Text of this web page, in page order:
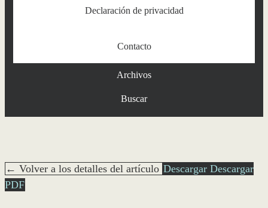
Declaración de privacidad
Contacto
Archivos
Buscar
← Volver a los detalles del artículo Descargar Descargar
PDF